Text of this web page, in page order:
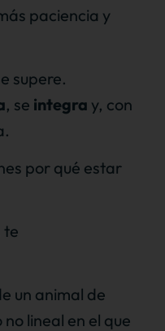
paciencia y
supere.
, se integra y, con
por qué estar
te
un animal de
lineal en el que